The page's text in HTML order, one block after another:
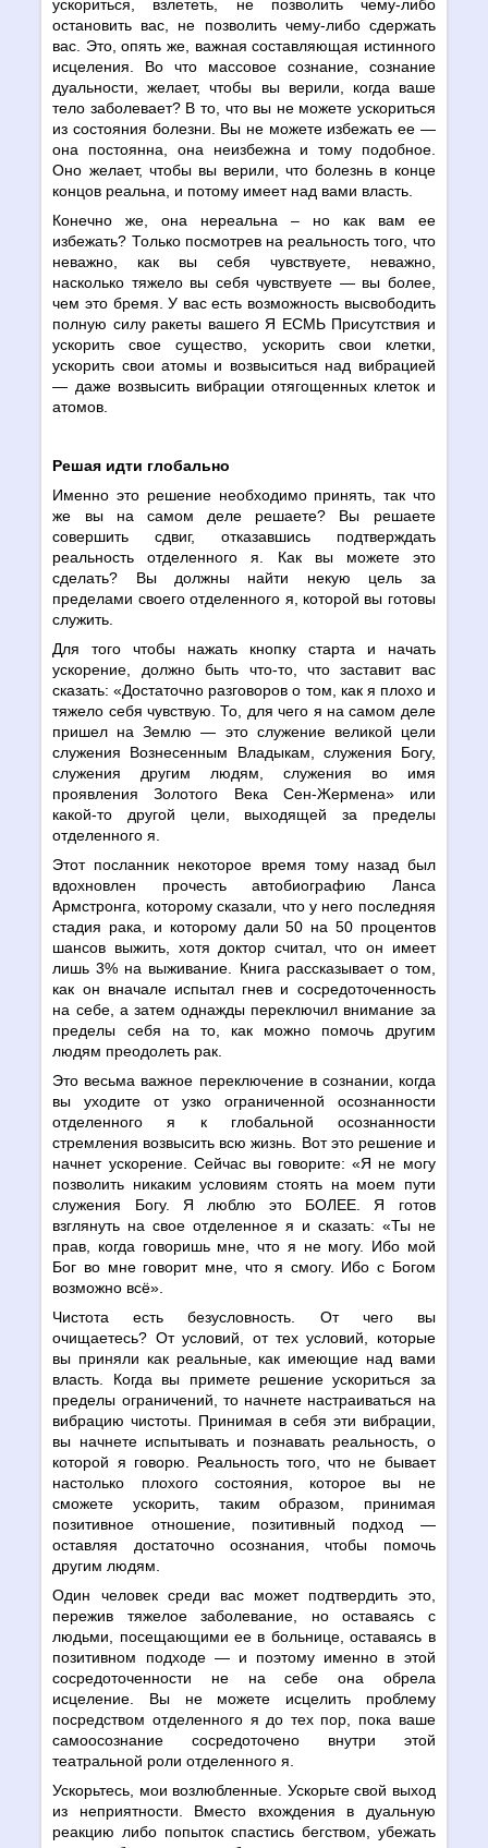
ускориться, взлететь, не позволить чему-либо
остановить вас, не позволить чему-либо сдержать
вас. Это, опять же, важная составляющая истинного
исцеления. Во что массовое сознание, сознание
дуальности, желает, чтобы вы верили, когда ваше
тело заболевает? В то, что вы не можете ускориться
из состояния болезни. Вы не можете избежать ее —
она постоянна, она неизбежна и тому подобное.
Оно желает, чтобы вы верили, что болезнь в конце
концов реальна, и потому имеет над вами власть.
Конечно же, она нереальна – но как вам ее
избежать? Только посмотрев на реальность того, что
неважно, как вы себя чувствуете, неважно,
насколько тяжело вы себя чувствуете — вы более,
чем это бремя. У вас есть возможность высвободить
полную силу ракеты вашего Я ЕСМЬ Присутствия и
ускорить свое существо, ускорить свои клетки,
ускорить свои атомы и возвыситься над вибрацией
— даже возвысить вибрации отягощенных клеток и
атомов.
Решая идти глобально
Именно это решение необходимо принять, так что
же вы на самом деле решаете? Вы решаете
совершить сдвиг, отказавшись подтверждать
реальность отделенного я. Как вы можете это
сделать? Вы должны найти некую цель за
пределами своего отделенного я, которой вы готовы
служить.
Для того чтобы нажать кнопку старта и начать
ускорение, должно быть что-то, что заставит вас
сказать: «Достаточно разговоров о том, как я плохо и
тяжело себя чувствую. То, для чего я на самом деле
пришел на Землю — это служение великой цели
служения Вознесенным Владыкам, служения Богу,
служения другим людям, служения во имя
проявления Золотого Века Сен-Жермена» или
какой-то другой цели, выходящей за пределы
отделенного я.
Этот посланник некоторое время тому назад был
вдохновлен прочесть автобиографию Ланса
Армстронга, которому сказали, что у него последняя
стадия рака, и которому дали 50 на 50 процентов
шансов выжить, хотя доктор считал, что он имеет
лишь 3% на выживание. Книга рассказывает о том,
как он вначале испытал гнев и сосредоточенность
на себе, а затем однажды переключил внимание за
пределы себя на то, как можно помочь другим
людям преодолеть рак.
Это весьма важное переключение в сознании, когда
вы уходите от узко ограниченной осознанности
отделенного я к глобальной осознанности
стремления возвысить всю жизнь. Вот это решение и
начнет ускорение. Сейчас вы говорите: «Я не могу
позволить никаким условиям стоять на моем пути
служения Богу. Я люблю это БОЛЕЕ. Я готов
взглянуть на свое отделенное я и сказать: «Ты не
прав, когда говоришь мне, что я не могу. Ибо мой
Бог во мне говорит мне, что я смогу. Ибо с Богом
возможно всё».
Чистота есть безусловность. От чего вы
очищаетесь? От условий, от тех условий, которые
вы приняли как реальные, как имеющие над вами
власть. Когда вы примете решение ускориться за
пределы ограничений, то начнете настраиваться на
вибрацию чистоты. Принимая в себя эти вибрации,
вы начнете испытывать и познавать реальность, о
которой я говорю. Реальность того, что не бывает
настолько плохого состояния, которое вы не
сможете ускорить, таким образом, принимая
позитивное отношение, позитивный подход —
оставляя достаточно осознания, чтобы помочь
другим людям.
Один человек среди вас может подтвердить это,
пережив тяжелое заболевание, но оставаясь с
людьми, посещающими ее в больнице, оставаясь в
позитивном подходе — и поэтому именно в этой
сосредоточенности не на себе она обрела
исцеление. Вы не можете исцелить проблему
посредством отделенного я до тех пор, пока ваше
самоосознание сосредоточено внутри этой
театральной роли отделенного я.
Ускорьтесь, мои возлюбленные. Ускорьте свой выход
из неприятности. Вместо вхождения в дуальную
реакцию либо попыток спастись бегством, убежать